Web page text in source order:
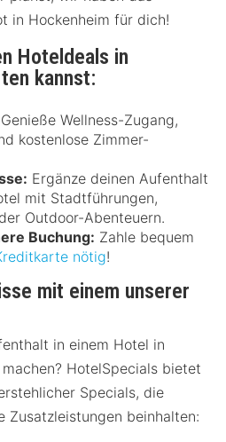
in Hockenheim für dich!
Hoteldeals in
kannst:
Genieße Wellness-Zugang,
kostenlose Zimmer-
Ergänze deinen Aufenthalt
mit Stadtführungen,
Outdoor-Abenteuern.
Buchung: Zahle bequem
nötig!
mit einem unserer
in einem Hotel in
HotelSpecials bietet
Specials, die
Zusatzleistungen beinhalten: